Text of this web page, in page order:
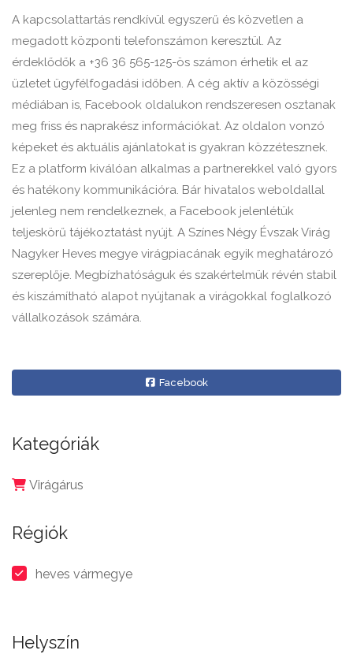
A kapcsolattartás rendkívül egyszerű és közvetlen a
megadott központi telefonszámon keresztül. Az
érdeklődők a +36 36 565-125-ös számon érhetik el az
üzletet ügyfélfogadási időben. A cég aktív a közösségi
médiában is, Facebook oldalukon rendszeresen osztanak
meg friss és naprakész információkat. Az oldalon vonzó
képeket és aktuális ajánlatokat is gyakran közzétesznek.
Ez a platform kiválóan alkalmas a partnerekkel való gyors
és hatékony kommunikációra. Bár hivatalos weboldallal
jelenleg nem rendelkeznek, a Facebook jelenlétük
teljeskörű tájékoztatást nyújt. A Színes Négy Évszak Virág
Nagyker Heves megye virágpiacának egyik meghatározó
szereplője. Megbízhatóságuk és szakértelmük révén stabil
és kiszámítható alapot nyújtanak a virágokkal foglalkozó
vállalkozások számára.
Facebook
Kategóriák
Virágárus
Régiók
heves vármegye
Helyszín